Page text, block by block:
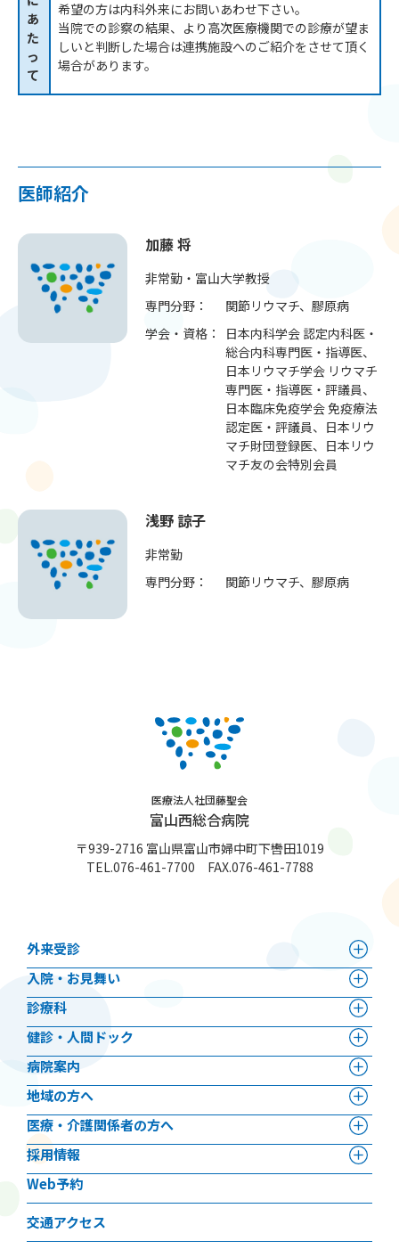
あ
た
っ
て
希望の方は内科外来にお問いあわせ下さい。
当院での診察の結果、より高次医療機関での診療が望ま
しいと判断した場合は連携施設へのご紹介をさせて頂く
場合があります。
医師紹介
加藤 将
非常勤・富山大学教授
専門分野：
関節リウマチ、膠原病
学会・資格：
日本内科学会 認定内科医・
総合内科専門医・指導医、
日本リウマチ学会 リウマチ
専門医・指導医・評議員、
日本臨床免疫学会 免疫療法
認定医・評議員、日本リウ
マチ財団登録医、日本リウ
マチ友の会特別会員
浅野 諒子
非常勤
専門分野：
関節リウマチ、膠原病
医療法人社団藤聖会
富山西総合病院
〒939-2716 富山県富山市婦中町下轡田1019
TEL.076-461-7700 FAX.076-461-7788
外来受診
⼊院・お見舞い
診療科
健診・人間ドック
病院案内
地域の方へ
医療・介護関係者の方へ
採用情報
Web予約
交通アクセス